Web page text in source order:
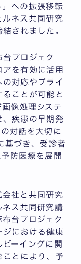
」への拡張移転
ルネス共同研究
されました。
プロジェク
アを有効に活用
対応やプライ
ことが可能と
像処理システ
、疾患の早期発
対話を大切に
づき、受診者
防医療を展開
会社と共同研究
ネス共同研究講
台プロジェク
ジにおける健康
ーイングに関
ことにより、予